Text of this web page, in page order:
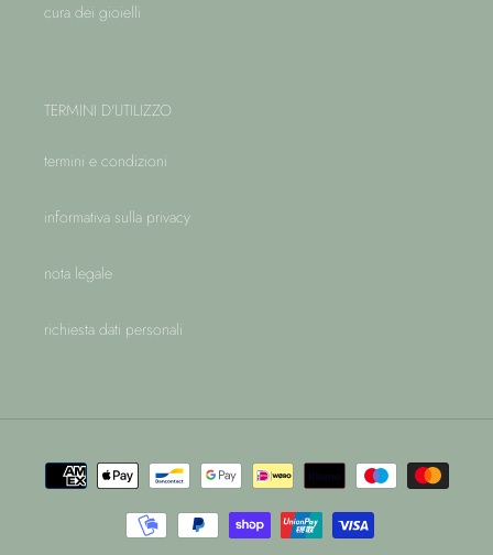
cura dei gioielli
TERMINI D'UTILIZZO
termini e condizioni
informativa sulla privacy
nota legale
richiesta dati personali
Metodi
di
pagamento